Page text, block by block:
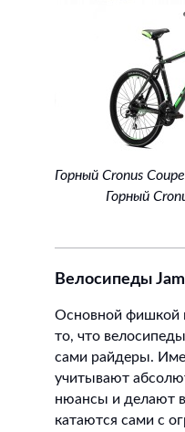
Горный Cronus
Горный
Велосипеды
Основной фишкой
то, что
сами райдеры.
учитывают
нюансы и делают
катаются сами с